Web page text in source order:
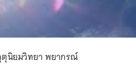
ตุนิยมวิทยา พยากรณ์